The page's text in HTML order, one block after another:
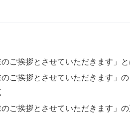
のご挨拶とさせていただきます」
のご挨拶とさせていただきます」
のご挨拶とさせていただきます」